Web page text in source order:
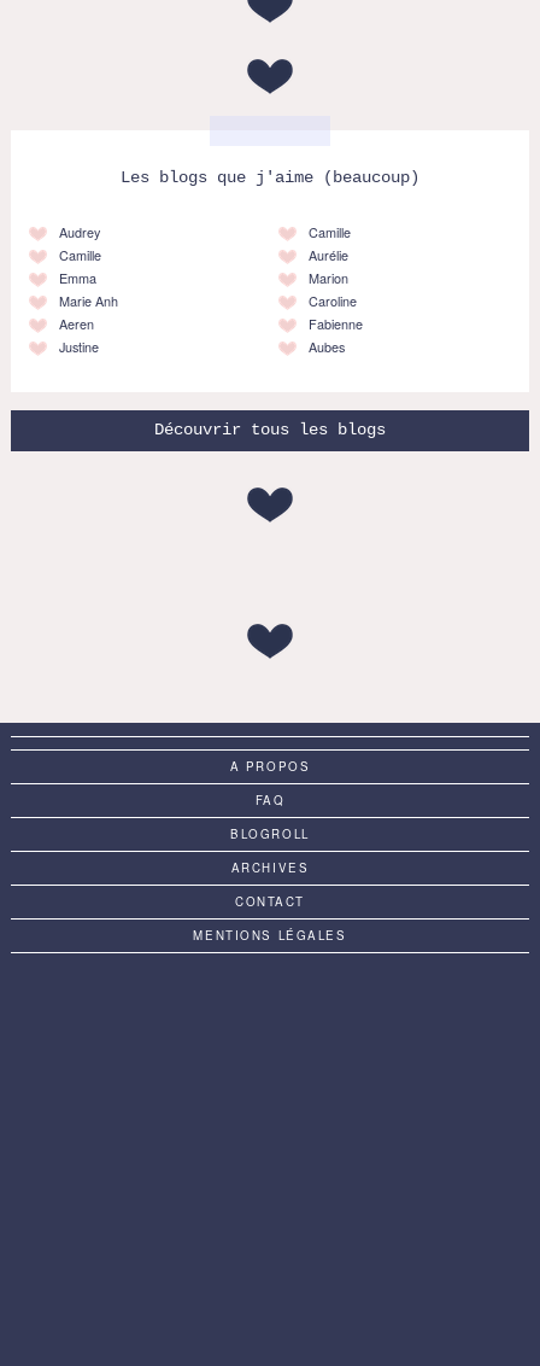
Les blogs que j'aime (beaucoup)
Audrey
Camille
Emma
Marie Anh
Aeren
Justine
Camille
Aurélie
Marion
Caroline
Fabienne
Aubes
Découvrir tous les blogs
A PROPOS
FAQ
BLOGROLL
ARCHIVES
CONTACT
MENTIONS LÉGALES